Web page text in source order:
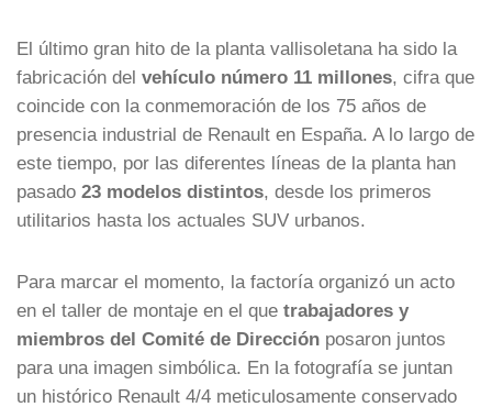
El último gran hito de la planta vallisoletana ha sido la
fabricación del vehículo número 11 millones, cifra que
coincide con la conmemoración de los 75 años de
presencia industrial de Renault en España. A lo largo de
este tiempo, por las diferentes líneas de la planta han
pasado 23 modelos distintos, desde los primeros
utilitarios hasta los actuales SUV urbanos.
Para marcar el momento, la factoría organizó un acto
en el taller de montaje en el que trabajadores y
miembros del Comité de Dirección posaron juntos
para una imagen simbólica. En la fotografía se juntan
un histórico Renault 4/4 meticulosamente conservado